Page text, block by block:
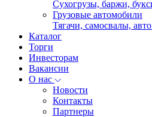
Сухогрузы, баржи,
Грузовые автомобили
Тягачи, самосвалы,
Каталог
Торги
Инвесторам
Вакансии
О нас
Новости
Контакты
Партнеры